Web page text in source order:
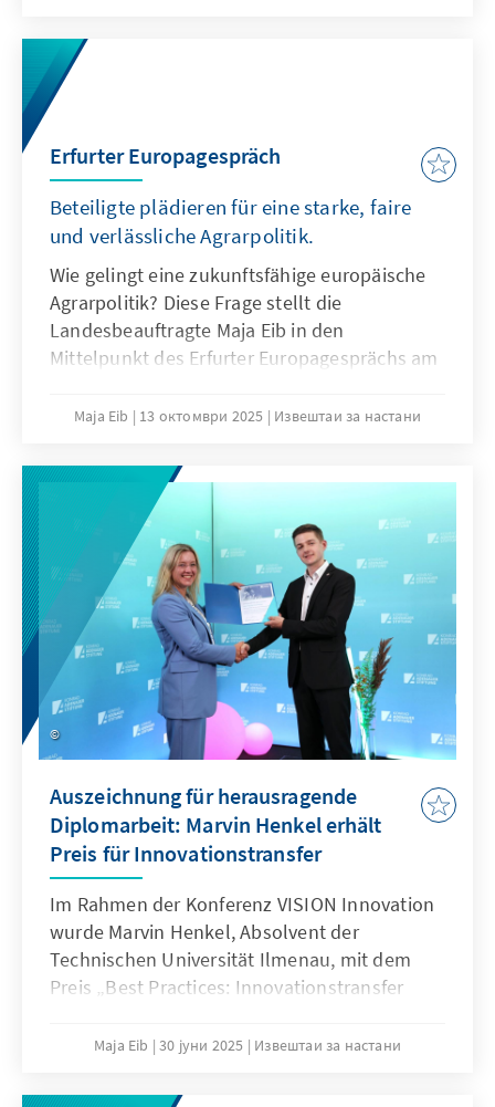
Erfurter Europagespräch
Beteiligte plädieren für eine starke, faire
und verlässliche Agrarpolitik.
Wie gelingt eine zukunftsfähige europäische
Agrarpolitik? Diese Frage stellt die
Landesbeauftragte Maja Eib in den
Mittelpunkt des Erfurter Europagesprächs am
geplanten Reform der Gemeinsamen
Stiftung Expertinnen und Experten aus Politik,
Verbänden und Verwaltung eingeladen, um
mit einem engagierten Publikum über
Chancen, Risiken und notwendige
Weichenstellungen für die Landwirtschaft in
Thüringen und Europa zu diskutieren.
Maja Eib 13 октомври 2025 Извештаи за настани
Auszeichnung für herausragende
Diplomarbeit: Marvin Henkel erhält
Preis für Innovationstransfer
Im Rahmen der Konferenz VISION Innovation
wurde Marvin Henkel, Absolvent der
Technischen Universität Ilmenau, mit dem
Preis „Best Practices: Innovationstransfer
ausgezeichnet.
Maja Eib 30 јуни 2025 Извештаи за настани